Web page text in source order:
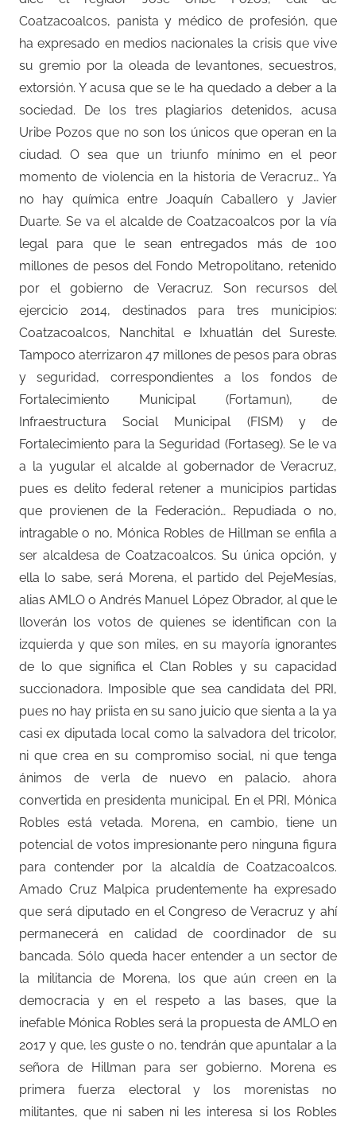
Coatzacoalcos, panista y médico de profesión, que
ha expresado en medios nacionales la crisis que vive
su gremio por la oleada de levantones, secuestros,
extorsión. Y acusa que se le ha quedado a deber a la
sociedad. De los tres plagiarios detenidos, acusa
Uribe Pozos que no son los únicos que operan en la
ciudad. O sea que un triunfo mínimo en el peor
momento de violencia en la historia de Veracruz… Ya
no hay química entre Joaquín Caballero y Javier
Duarte. Se va el alcalde de Coatzacoalcos por la vía
legal para que le sean entregados más de 100
millones de pesos del Fondo Metropolitano, retenido
por el gobierno de Veracruz. Son recursos del
ejercicio 2014, destinados para tres municipios:
Coatzacoalcos, Nanchital e Ixhuatlán del Sureste.
Tampoco aterrizaron 47 millones de pesos para obras
y seguridad, correspondientes a los fondos de
Fortalecimiento Municipal (Fortamun), de
Infraestructura Social Municipal (FISM) y de
Fortalecimiento para la Seguridad (Fortaseg). Se le va
a la yugular el alcalde al gobernador de Veracruz,
pues es delito federal retener a municipios partidas
que provienen de la Federación… Repudiada o no,
intragable o no, Mónica Robles de Hillman se enfila a
ser alcaldesa de Coatzacoalcos. Su única opción, y
ella lo sabe, será Morena, el partido del PejeMesías,
alias AMLO o Andrés Manuel López Obrador, al que le
lloverán los votos de quienes se identifican con la
izquierda y que son miles, en su mayoría ignorantes
de lo que significa el Clan Robles y su capacidad
succionadora. Imposible que sea candidata del PRI,
pues no hay priista en su sano juicio que sienta a la ya
casi ex diputada local como la salvadora del tricolor,
ni que crea en su compromiso social, ni que tenga
ánimos de verla de nuevo en palacio, ahora
convertida en presidenta municipal. En el PRI, Mónica
Robles está vetada. Morena, en cambio, tiene un
potencial de votos impresionante pero ninguna figura
para contender por la alcaldía de Coatzacoalcos.
Amado Cruz Malpica prudentemente ha expresado
que será diputado en el Congreso de Veracruz y ahí
permanecerá en calidad de coordinador de su
bancada. Sólo queda hacer entender a un sector de
la militancia de Morena, los que aún creen en la
democracia y en el respeto a las bases, que la
inefable Mónica Robles será la propuesta de AMLO en
2017 y que, les guste o no, tendrán que apuntalar a la
señora de Hillman para ser gobierno. Morena es
primera fuerza electoral y los morenistas no
militantes, que ni saben ni les interesa si los Robles